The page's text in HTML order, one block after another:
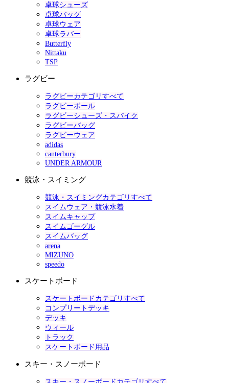
卓球シューズ
卓球バッグ
卓球ウェア
卓球ラバー
Butterfly
Nittaku
TSP
ラグビー
ラグビーカテゴリすべて
ラグビーボール
ラグビーシューズ・スパイク
ラグビーバッグ
ラグビーウェア
adidas
canterbury
UNDER ARMOUR
競泳・スイミング
競泳・スイミングカテゴリすべて
スイムウェア・競泳水着
スイムキャップ
スイムゴーグル
スイムバッグ
arena
MIZUNO
speedo
スケートボード
スケートボードカテゴリすべて
コンプリートデッキ
デッキ
ウィール
トラック
スケートボード用品
スキー・スノーボード